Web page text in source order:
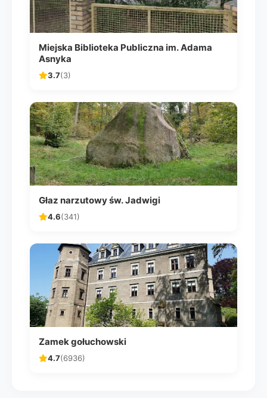
Miejska Biblioteka Publiczna im. Adama
Asnyka
3.7(3)
Głaz narzutowy św. Jadwigi
4.6(341)
Zamek gołuchowski
4.7(6936)